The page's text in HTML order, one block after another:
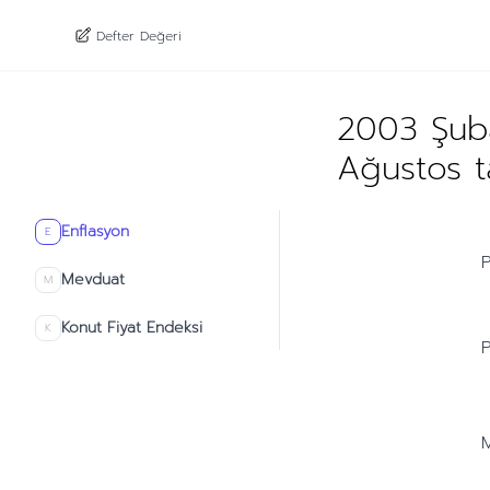
E Enflasyon
M Mevduat
K Konut Fiyat Endeksi
Defter Değeri
2003
Ağustos